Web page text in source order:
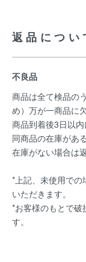
返品につい
不良品
商品は全て検品の
め）万が一商品に
商品到着後3日以内
同商品の在庫があ
在庫がない場合は
*上記、未使用での
いただきます。
*お客様のもとで破
す。